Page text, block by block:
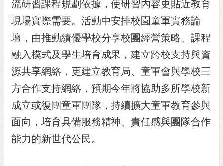
隱
私
權
及
安
全
政
策
網
資
流研習課程規劃依據，使研習內容更貼近教育
現場實際需要。活動中安排校園童軍實務論
壇，由推動績優學校分享校團經營策略、課程
融入模式及學生培育成果，建立跨校支持與資
源共享網絡，更建立教育局、童軍會與學校三
方合作支持網絡，預期今年將協助多所學校新
成立或復團童軍團隊，持續擴大童軍教育參與
面向，培育具備服務精神、責任感與團隊合作
能力的新世代公民。